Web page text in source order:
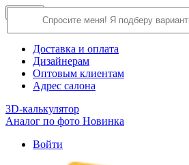
О компании
Доставка и оплата
Дизайнерам
Оптовым клиентам
Адрес салона
3D-калькулятор
Аналог по фото Новинка
Войти